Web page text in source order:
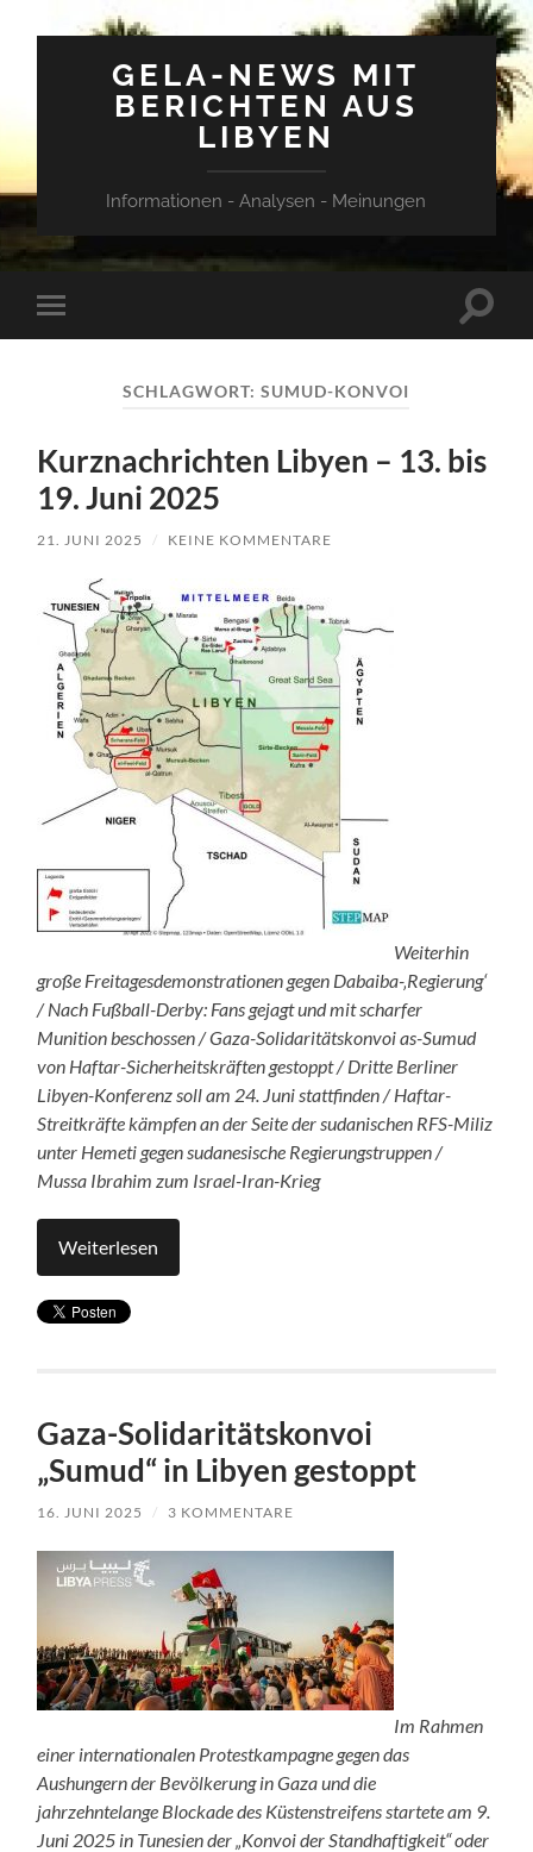
GELA-NEWS MIT
BERICHTEN AUS
LIBYEN
Informationen - Analysen - Meinungen
Mobile-
Menü
SCHLAGWORT:SUMUD-KONVOI
Kurznachrichten Libyen – 13. bis
19. Juni 2025
21. JUNI 2025 / KEINE KOMMENTARE
Weiterhin
große Freitagesdemonstrationen gegen Dabaiba-‚Regierung‘
/ Nach Fußball-Derby: Fans gejagt und mit scharfer
Munition beschossen / Gaza-Solidaritätskonvoi as-Sumud
von Haftar-Sicherheitskräften gestoppt / Dritte Berliner
Libyen-Konferenz soll am 24. Juni stattfinden / Haftar-
Streitkräfte kämpfen an der Seite der sudanischen RFS-Miliz
unter Hemeti gegen sudanesische Regierungstruppen /
Mussa Ibrahim zum Israel-Iran-Krieg
Weiterlesen
Gaza-Solidaritätskonvoi
„Sumud“ in Libyen gestoppt
16. JUNI 2025 / 3 KOMMENTARE
Im Rahmen
einer internationalen Protestkampagne gegen das
Aushungern der Bevölkerung in Gaza und die
jahrzehntelange Blockade des Küstenstreifens startete am 9.
Juni 2025 in Tunesien der „Konvoi der Standhaftigkeit“ oder